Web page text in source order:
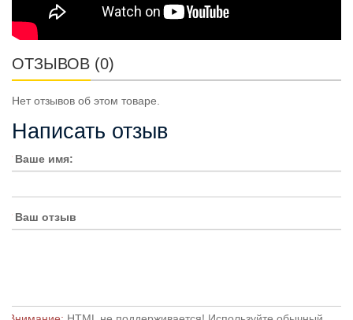
ОТЗЫВОВ (0)
Нет отзывов об этом товаре.
Написать отзыв
Ваше имя:
Ваш отзыв